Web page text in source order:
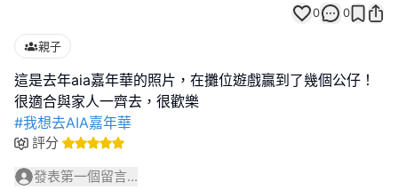
0 0
親子
這是去年aia嘉年華的照片，在攤位遊戲贏到了幾個公仔！
#我想去AIA嘉年華
評分
發表第一個留言...